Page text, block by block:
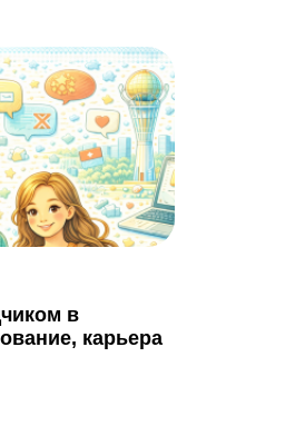
в
карьера